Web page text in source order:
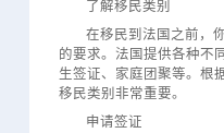
了解移民类别
在移民到法国之前，
的要求。法国提供各种不
生签证、家庭团聚等。根
移民类别非常重要。
申请签证